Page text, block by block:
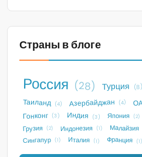
Страны в блоге
Россия (28) Турция (8)
Таиланд (4) Азербайджан (4)
Гонконг (3) Индия (3) Япония (2)
Грузия (2) Индонезия (1) Малайзия
Сингапур (1) Италия (1) Франция (1)